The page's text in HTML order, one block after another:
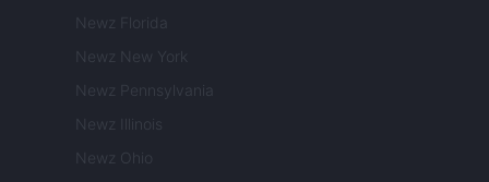
Newz Florida
Newz New York
Newz Pennsylvania
Newz Illinois
Newz Ohio